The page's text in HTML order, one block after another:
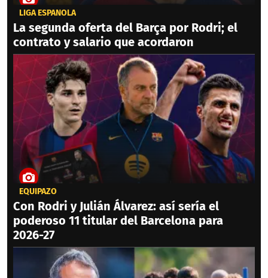
LIGA ESPAÑOLA
La segunda oferta del Barça por Rodri; el
contrato y salario que acordaron
EQUIPAZO
Con Rodri y Julián Álvarez: así sería el
poderoso 11 titular del Barcelona para
2026-27